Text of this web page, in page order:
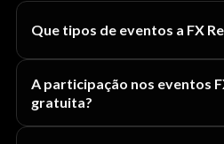
Que tipos de eventos a FX
A participação nos eventos
gratuita?